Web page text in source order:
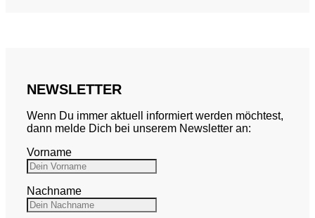
NEWSLETTER
Wenn Du immer aktuell informiert werden möchtest,
dann melde Dich bei unserem Newsletter an:
Vorname
Nachname